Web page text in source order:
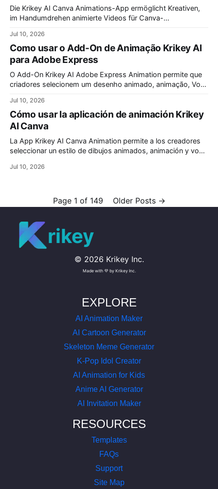
Die Krikey AI Canva Animations-App ermöglicht Kreativen,
im Handumdrehen animierte Videos für Canva-
Animations- & Voice-AI-Stil, schreiben Sie Ihr Skript und
klicken Sie auf 'Generieren'. In Sekunden haben Sie Ihr Video
für Canva.
Jul 10, 2026
Como usar o Add-On de Animação Krikey AI
para Adobe Express
O Add-On Krikey AI Adobe Express Animation permite que
criadores selecionem um desenho animado, animação, Voz
personalizados para o seu projeto Adobe Express
Animation.
Jul 10, 2026
Cómo usar la aplicación de animación Krikey
AI Canva
La App Krikey AI Canva Animation permite a los creadores
seleccionar un estilo de dibujos animados, animación y voz
tendrás un video animado listo para tus presentaciones de
Jul 10, 2026
Page 1 of 149 Older Posts →
rikey
© 2026 Krikey Inc.
Made with 💜 by Krikey Inc.
EXPLORE
AI Animation Maker
AI Cartoon Generator
Skeleton Meme Generator
K-Pop Idol Creator
AI Animation for Kids
Anime AI Generator
AI Invitation Maker
RESOURCES
Templates
FAQs
Support
Site Map